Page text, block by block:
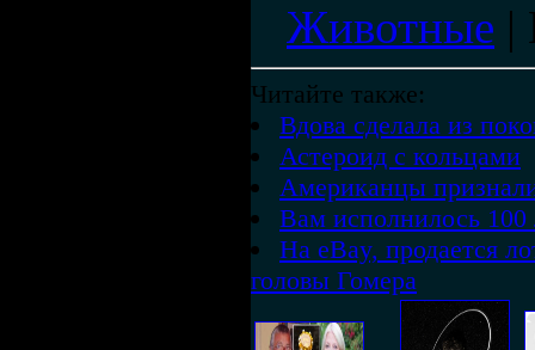
Животные |
Читайте также:
Вдова сделала из
Астероид с кольцами
Американцы
Вам исполнилось 100
На eBay, продается
головы Гомера